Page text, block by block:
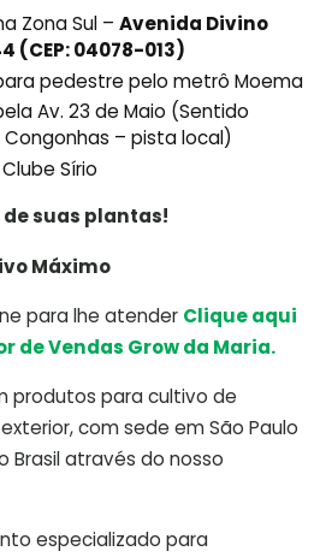
Zona Sul –Avenida Divino
(CEP: 04078-013)
pedestre pelo metrô Moema
Av. 23 de Maio (Sentido
– pista local)
Sírio
suas plantas!
Máximo
para lhe atender Clique aqui
de Vendas Grow da Maria.
produtos para cultivo de
com sede em São Paulo
Brasil através do nosso
especializado para